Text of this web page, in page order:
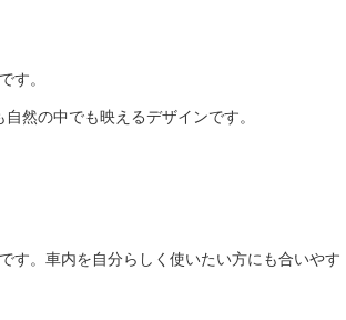
す。
然の中でも映えるデザインです。
す。車内を自分らしく使いたい方にも合いやす